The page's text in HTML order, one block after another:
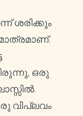
ശരിക്കും
ഒരു
വിപ്ലവം